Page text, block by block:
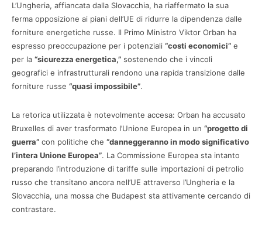
L’Ungheria, affiancata dalla Slovacchia, ha riaffermato la sua
ferma opposizione ai piani dell’UE di ridurre la dipendenza dalle
forniture energetiche russe. Il Primo Ministro Viktor Orban ha
espresso preoccupazione per i potenziali “costi economici” e
per la “sicurezza energetica,” sostenendo che i vincoli
geografici e infrastrutturali rendono una rapida transizione dalle
forniture russe “quasi impossibile”.
La retorica utilizzata è notevolmente accesa: Orban ha accusato
Bruxelles di aver trasformato l’Unione Europea in un “progetto di
guerra” con politiche che “danneggeranno in modo significativo
l’intera Unione Europea”. La Commissione Europea sta intanto
preparando l’introduzione di tariffe sulle importazioni di petrolio
russo che transitano ancora nell’UE attraverso l’Ungheria e la
Slovacchia, una mossa che Budapest sta attivamente cercando di
contrastare.